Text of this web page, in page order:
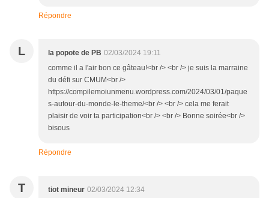
Répondre
L la popote de PB 02/03/2024 19:11
comme il a l'air bon ce gâteau!<br /> <br /> je suis la marraine
du défi sur CMUM<br />
https://compilemoiunmenu.wordpress.com/2024/03/01/paque
s-autour-du-monde-le-theme/<br /> <br /> cela me ferait
plaisir de voir ta participation<br /> <br /> Bonne soirée<br />
bisous
Répondre
T tiot mineur 02/03/2024 12:34